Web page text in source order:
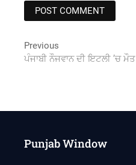
Post
navigation
Previous
post:
ਪੰਜਾਬੀ ਨੌਜਵਾਨ ਦੀ ਇਟਲੀ ’ਚ ਮੌਤ
Punjab Window